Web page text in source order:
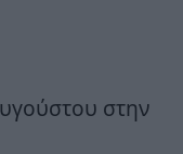
στην